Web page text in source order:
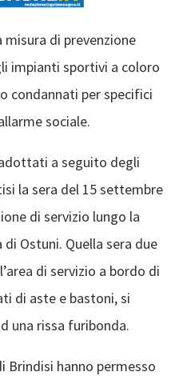
misura di prevenzione
impianti sportivi a coloro
condannati per specifici
sociale.
a seguito degli
la sera del 15 settembre
di servizio lungo la
di Ostuni. Quella sera due
di servizio a bordo di
di aste e bastoni, si
una rissa furibonda.
Brindisi hanno permesso